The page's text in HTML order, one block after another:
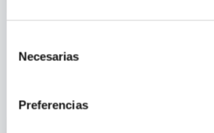
Necesarias
Preferencias
PORQUE TAMBIÉN